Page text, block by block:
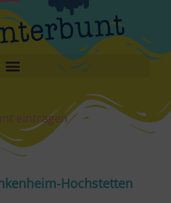
eintragen
Hochstetten